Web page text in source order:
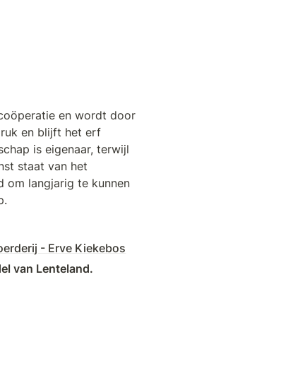
en wordt door
en blijft het erf
is eigenaar, terwijl
staat van het
om langjarig te kunnen
- Erve Kiekebos
van Lenteland.